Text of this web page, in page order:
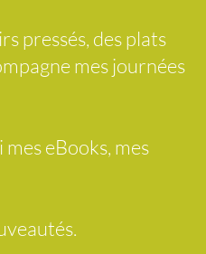
pressés, des plats
mes journées
eBooks, mes